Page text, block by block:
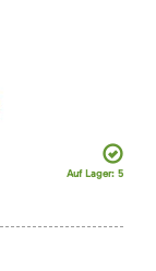
Auf Lager: 5